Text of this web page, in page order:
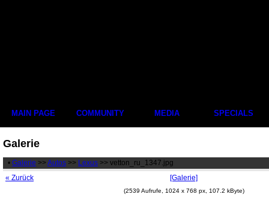
MAIN PAGE COMMUNITY MEDIA SPECIALS
Galerie
• Galerie >> Autos >> Lexus >> vetton_ru_1347.jpg
« Zurück
[Galerie]
(2539 Aufrufe, 1024 x 768 px, 107.2 kByte)